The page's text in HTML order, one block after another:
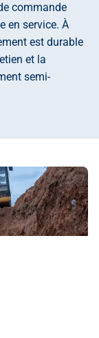
commande
en service. À
est durable
et la
semi-